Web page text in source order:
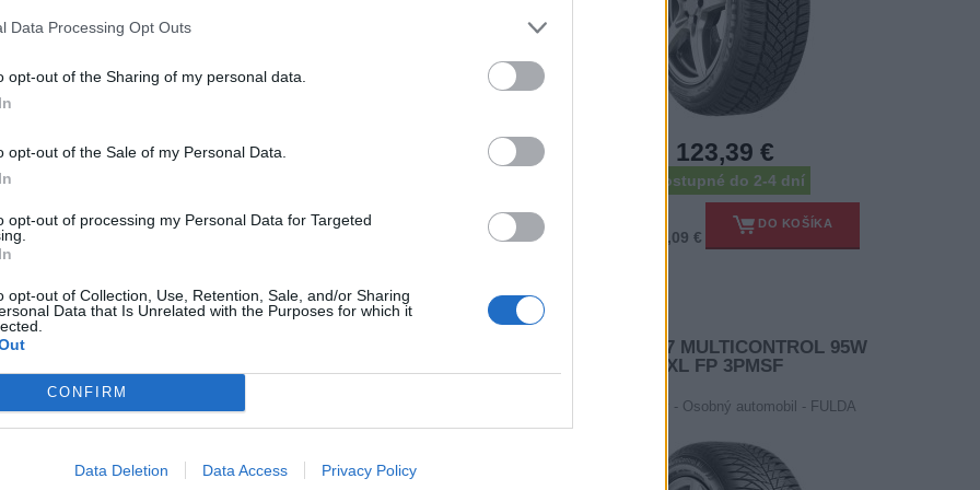
Data Processing Opt Outs
opt-out of the Sharing of my personal data.
opt-out of the Sale of my Personal Data.
opt-out of processing my Personal Data for Targeted
opt-out of Collection, Use, Retention, Sale, and/or Sharing
Data that Is Unrelated with the Purposes for which it
CONFIRM
Data Deletion Data Access Privacy Policy
95,24 €
68,97 €
DO KOŠÍKA
170,97 €
DO KOŠÍKA
123,39 €
dostupné do 2-4 dní
Ušetríte: 93,09 €
DO KOŠÍKA
R16 ECOCONTROL HP 2
-42%
215/50 R17 MULTICONTROL 95W
XL FP 3PMSF
Pneumatiky - Osobný automobil - FULDA